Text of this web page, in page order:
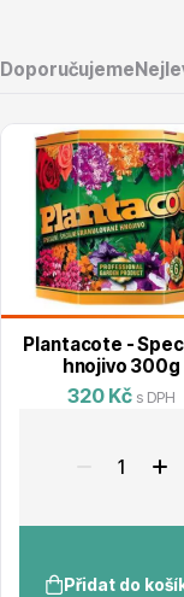
Vodní rostliny
Květináče
Doporučujeme
Plantacote -
hnojivo 300g
320 Kč s DPH
Přidat do